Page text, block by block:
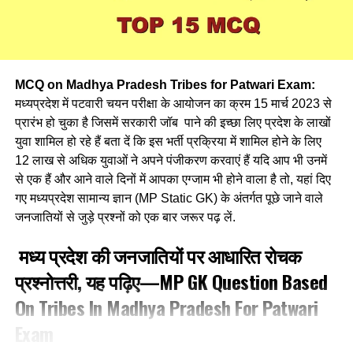
(b) ऑप्टिकल मार्कअप रीडर / Optical Markup Reader
(c) ऑप्टिकल मेक रीडर / Optical Make Reader
(d) उपर्युक्त में से कोई नहीं / None of the above
Ans- a
3. कंप्यूटर के क्षेत्र में TXT, DOC, SMP ……….हैं । /
In the field of computer, .TXT, DOC, .SMP are……..
(a) कॉम्प्लैक्स कमांड्स / Complex commands
MCQ on Madhya Pradesh Tribes for Patwari Exam:
मध्यप्रदेश में पटवारी चयन परीक्षा के आयोजन का क्रम 15 मार्च 2023 से
प्रारंभ हो चुका है जिसमें सरकारी जॉब पाने की इच्छा लिए प्रदेश के लाखों
युवा शामिल हो रहे हैं बता दें कि इस भर्ती प्रक्रिया में शामिल होने के लिए
12 लाख से अधिक युवाओं ने अपने पंजीकरण करवाएं हैं यदि आप भी उनमें
से एक हैं और आने वाले दिनों में आपका एग्जाम भी होने वाला है तो, यहां दिए
गए मध्यप्रदेश सामान्य ज्ञान (MP Static GK) के अंतर्गत पूछे जाने वाले
जनजातियों से जुड़े प्रश्नों को एक बार जरूर पढ़ लें.
मध्य प्रदेश की जनजातियों पर आधारित रोचक
प्रश्नोत्तरी, यह पढ़िए—MP GK Question Based
On Tribes In Madhya Pradesh For Patwari